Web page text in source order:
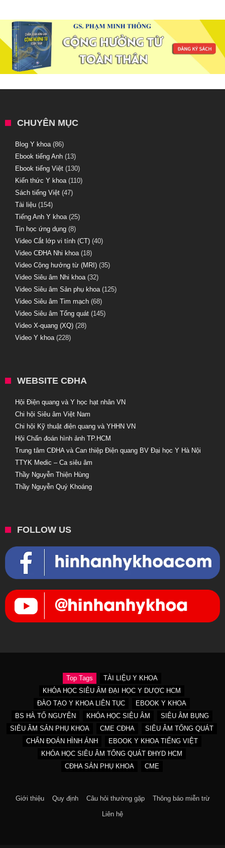
CHUYÊN MỤC
Blog Y khoa(86)
Ebook tiếng Anh (13)
Ebook tiếng Việt (130)
Kiến thức Y khoa(110)
Sách tiếng Việt (47)
Tài liệu (154)
Tiếng Anh Y khoa(25)
Tin học ứng dụng (8)
Video Cắt lớp vi tính (CT) (40)
Video CĐHA Nhi khoa(18)
Video Cộng hưởng từ (MRI) (35)
Video Siêu âm Nhi khoa(32)
Video Siêu âm Sản phụ khoa(125)
Video Siêu âm Tim mạch (68)
Video Siêu âm Tổng quát (145)
Video X-quang (XQ) (28)
Video Y khoa(228)
WEBSITE CĐHA
Hội Điện quang và Y học hạt nhân VN
Chi hội Siêu âm Việt Nam
Chi hội Kỹ thuật điện quang và YHHN VN
Hội Chẩn đoán hình ảnh TP.HCM
Trung tâm CĐHA và Can thiệp Điện quang BV Đại học Y Hà Nội
TTYK Medic – Ca siêu âm
Thầy Nguyễn Thiện Hùng
Thầy Nguyễn Quý Khoáng
FOLLOW US
Top Tags
TÀI LIỆU Y KHOA
KHÓA HỌC SIÊU ÂM ĐẠI HỌC Y DƯỢC HCM
ĐÀO TẠO Y KHOA LIÊN TỤC
EBOOK Y KHOA
BS HÀ TỐ NGUYÊN
KHÓA HỌC SIÊU ÂM
SIÊU ÂM BỤNG
SIÊU ÂM SẢN PHỤ KHOA
CME CĐHA
SIÊU ÂM TỔNG QUÁT
CHẨN ĐOÁN HÌNH ẢNH
EBOOK Y KHOA TIẾNG VIỆT
KHÓA HỌC SIÊU ÂM TỔNG QUÁT ĐHYD HCM
CĐHA SẢN PHỤ KHOA
CME
Giới thiệu Quy định Câu hỏi thường gặp Thông báo miễn trừ
Liên hệ